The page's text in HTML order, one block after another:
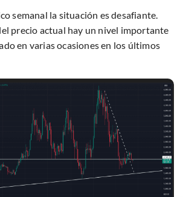
semanal la situación es desafiante.
precio actual hay un nivel importante
en varias ocasiones en los últimos